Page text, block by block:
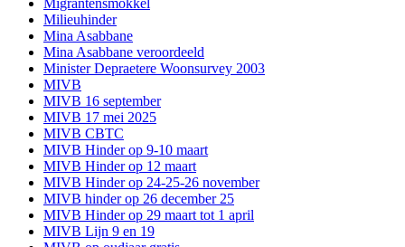
Migrantensmokkel
Milieuhinder
Mina Asabbane
Mina Asabbane veroordeeld
Minister Depraetere Woonsurvey 2003
MIVB
MIVB 16 september
MIVB 17 mei 2025
MIVB CBTC
MIVB Hinder op 9-10 maart
MIVB Hinder op 12 maart
MIVB Hinder op 24-25-26 november
MIVB hinder op 26 december 25
MIVB Hinder op 29 maart tot 1 april
MIVB Lijn 9 en 19